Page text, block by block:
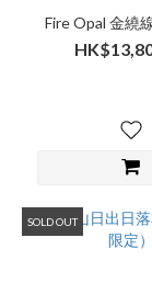
Fire Opal 金繞
SOLD OUT